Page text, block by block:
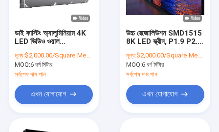
ডাই কাস্টিং অ্যালুমিনিয়াম 4K
LED ভিডিও ওয়াল
2.6mm
মূল্য:$2,000.00/Square Meters 6-49 Square Meters
MOQ:6 বর্গ মিটার
সর্বশেষ দাম পান
এখন যোগাযোগ
উচ্চ রেজোলিউশন SMD1515
8K LED স্ক্রীন, P1.9 P2.6
ডিসপ্লে
মূল্য:$2,000.00/Square Meters 6-49 Square Meters
MOQ:6 বর্গ মিটার
সর্বশেষ দাম পান
এখন যোগাযোগ